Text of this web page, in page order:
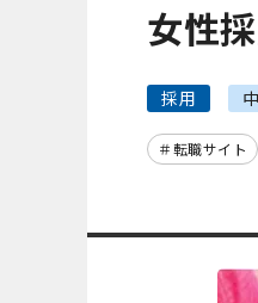
女性
採用
転職サイト